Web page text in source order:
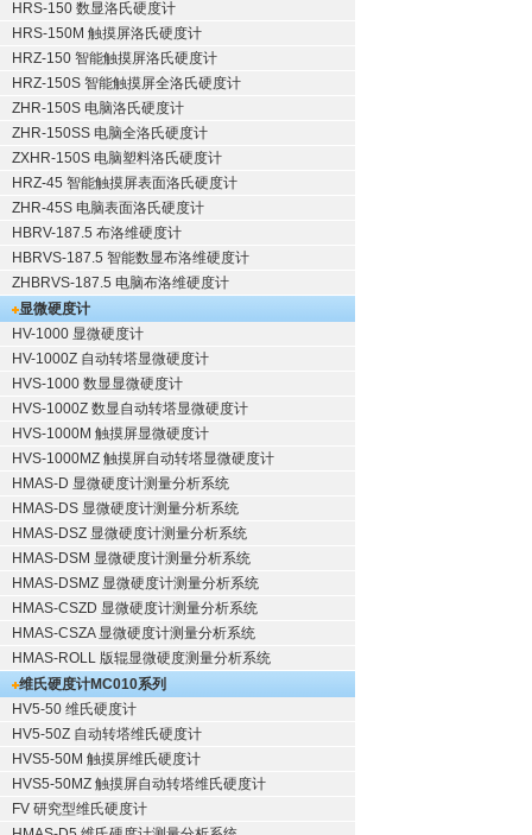
HRS-150 数显洛氏硬度计
HRS-150M 触摸屏洛氏硬度计
HRZ-150 智能触摸屏洛氏硬度计
HRZ-150S 智能触摸屏全洛氏硬度计
ZHR-150S 电脑洛氏硬度计
ZHR-150SS 电脑全洛氏硬度计
ZXHR-150S 电脑塑料洛氏硬度计
HRZ-45 智能触摸屏表面洛氏硬度计
ZHR-45S 电脑表面洛氏硬度计
HBRV-187.5 布洛维硬度计
HBRVS-187.5 智能数显布洛维硬度计
ZHBRVS-187.5 电脑布洛维硬度计
显微硬度计
HV-1000 显微硬度计
HV-1000Z 自动转塔显微硬度计
HVS-1000 数显显微硬度计
HVS-1000Z 数显自动转塔显微硬度计
HVS-1000M 触摸屏显微硬度计
HVS-1000MZ 触摸屏自动转塔显微硬度计
HMAS-D 显微硬度计测量分析系统
HMAS-DS 显微硬度计测量分析系统
HMAS-DSZ 显微硬度计测量分析系统
HMAS-DSM 显微硬度计测量分析系统
HMAS-DSMZ 显微硬度计测量分析系统
HMAS-CSZD 显微硬度计测量分析系统
HMAS-CSZA 显微硬度计测量分析系统
HMAS-ROLL 版辊显微硬度测量分析系统
维氏硬度计MC010系列
HV5-50 维氏硬度计
HV5-50Z 自动转塔维氏硬度计
HVS5-50M 触摸屏维氏硬度计
HVS5-50MZ 触摸屏自动转塔维氏硬度计
FV 研究型维氏硬度计